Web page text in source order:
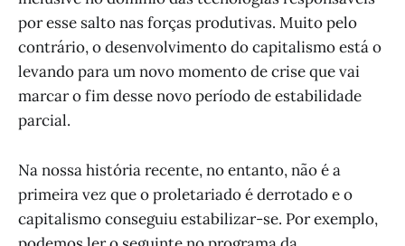
por esse salto nas forças produtivas. Muito pelo
contrário, o desenvolvimento do capitalismo está o
levando para um novo momento de crise que vai
marcar o fim desse novo período de estabilidade
parcial.
Na nossa história recente, no entanto, não é a
primeira vez que o proletariado é derrotado e o
capitalismo conseguiu estabilizar-se. Por exemplo,